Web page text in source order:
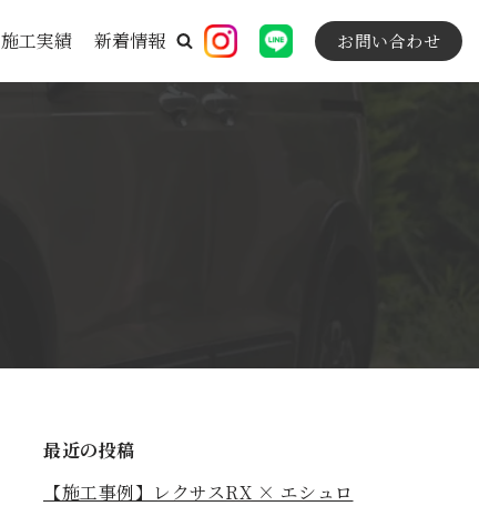
施工実績 新着情報 お問い合わせ
最近の投稿
【施工事例】レクサスRX × エシュロ